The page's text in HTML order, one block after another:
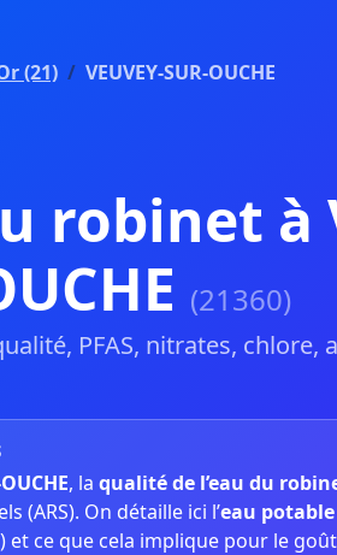
(21) VEUVEY-SUR-OUCHE
robinet à
(21360)
PFAS, nitrates,
, la qualité de l’eau du
(ARS). On détaille ici l’eau potable
et ce que cela implique pour le